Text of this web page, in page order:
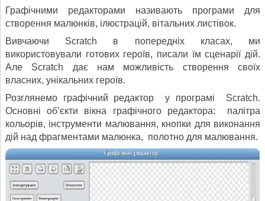
Графічними редакторами називають програми для
створення малюнків, ілюстрацій, вітальних листівок.
Вивчаючи Scratch в попередніх класах, ми
використовували готових героїв, писали їм сценарії дій.
Але Scratch дає нам можливість створення своїх
власних, унікальних героїв.
Розглянемо графічний редактор у програмі Scratch.
Основні об’єкти вікна графічного редактора: палітра
кольорів, інструменти малювання, кнопки для виконання
дій над фрагментами малюнка, полотно для малювання.